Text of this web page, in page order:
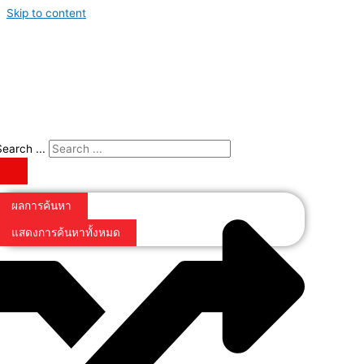
Skip to content
...
ผลการค้นหา
แสดงการค้นหาทั้งหมด